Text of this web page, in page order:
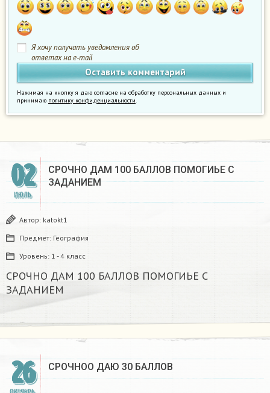
Я хочу получать уведомления об
ответах на e-mail
Нажимая на кнопку я даю согласие на обработку персональных данных и
принимаю политику конфиденциальности
02
ИЮЛЬ
СРОЧНО ДАМ 100 БАЛЛОВ ПОМОГИЬЕ С
ЗАДАНИЕМ
Автор: katokt1
Предмет: География
Уровень: 1 - 4 класс
СРОЧНО ДАМ 100 БАЛЛОВ ПОМОГИЬЕ С
ЗАДАНИЕМ
26 СРОЧНОО ДАЮ 30 БАЛЛОВ